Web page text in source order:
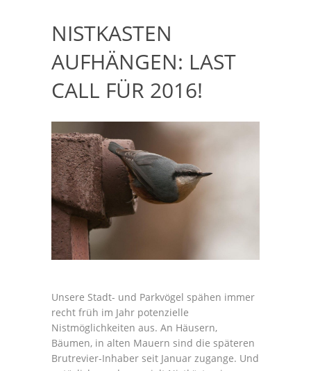
NISTKASTEN
AUFHÄNGEN: LAST
CALL FÜR 2016!
Unsere Stadt- und Parkvögel spähen immer
recht früh im Jahr potenzielle
Nistmöglichkeiten aus. An Häusern,
Bäumen, in alten Mauern sind die späteren
Brutrevier-Inhaber seit Januar zugange. Und